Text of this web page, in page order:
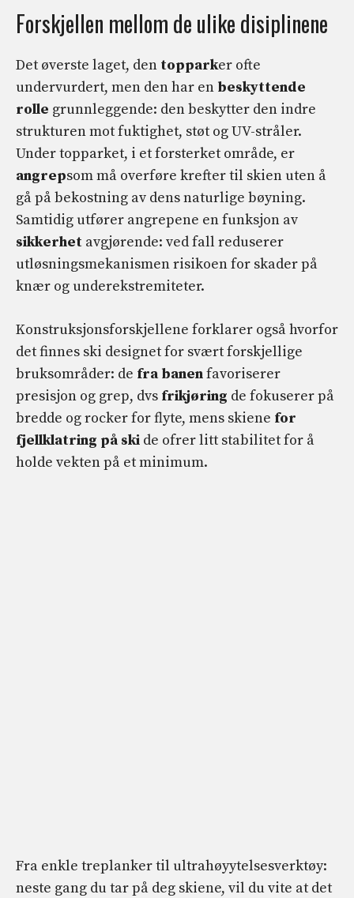
Forskjellen mellom de ulike disiplinene
Det øverste laget, den topparker ofte
undervurdert, men den har en beskyttende
rolle grunnleggende: den beskytter den indre
strukturen mot fuktighet, støt og UV-stråler.
Under topparket, i et forsterket område, er
angrepsom må overføre krefter til skien uten å
gå på bekostning av dens naturlige bøyning.
Samtidig utfører angrepene en funksjon av
sikkerhet avgjørende: ved fall reduserer
utløsningsmekanismen risikoen for skader på
knær og underekstremiteter.
Konstruksjonsforskjellene forklarer også hvorfor
det finnes ski designet for svært forskjellige
bruksområder: de fra banenfavoriserer
presisjon og grep, dvs frikjøring de fokuserer på
bredde og rocker for flyte, mens skiene for
fjellklatring på ski de ofrer litt stabilitet for å
holde vekten på et minimum.
Fra enkle treplanker til ultrahøyytelsesverktøy:
neste gang du tar på deg skiene, vil du vite at det